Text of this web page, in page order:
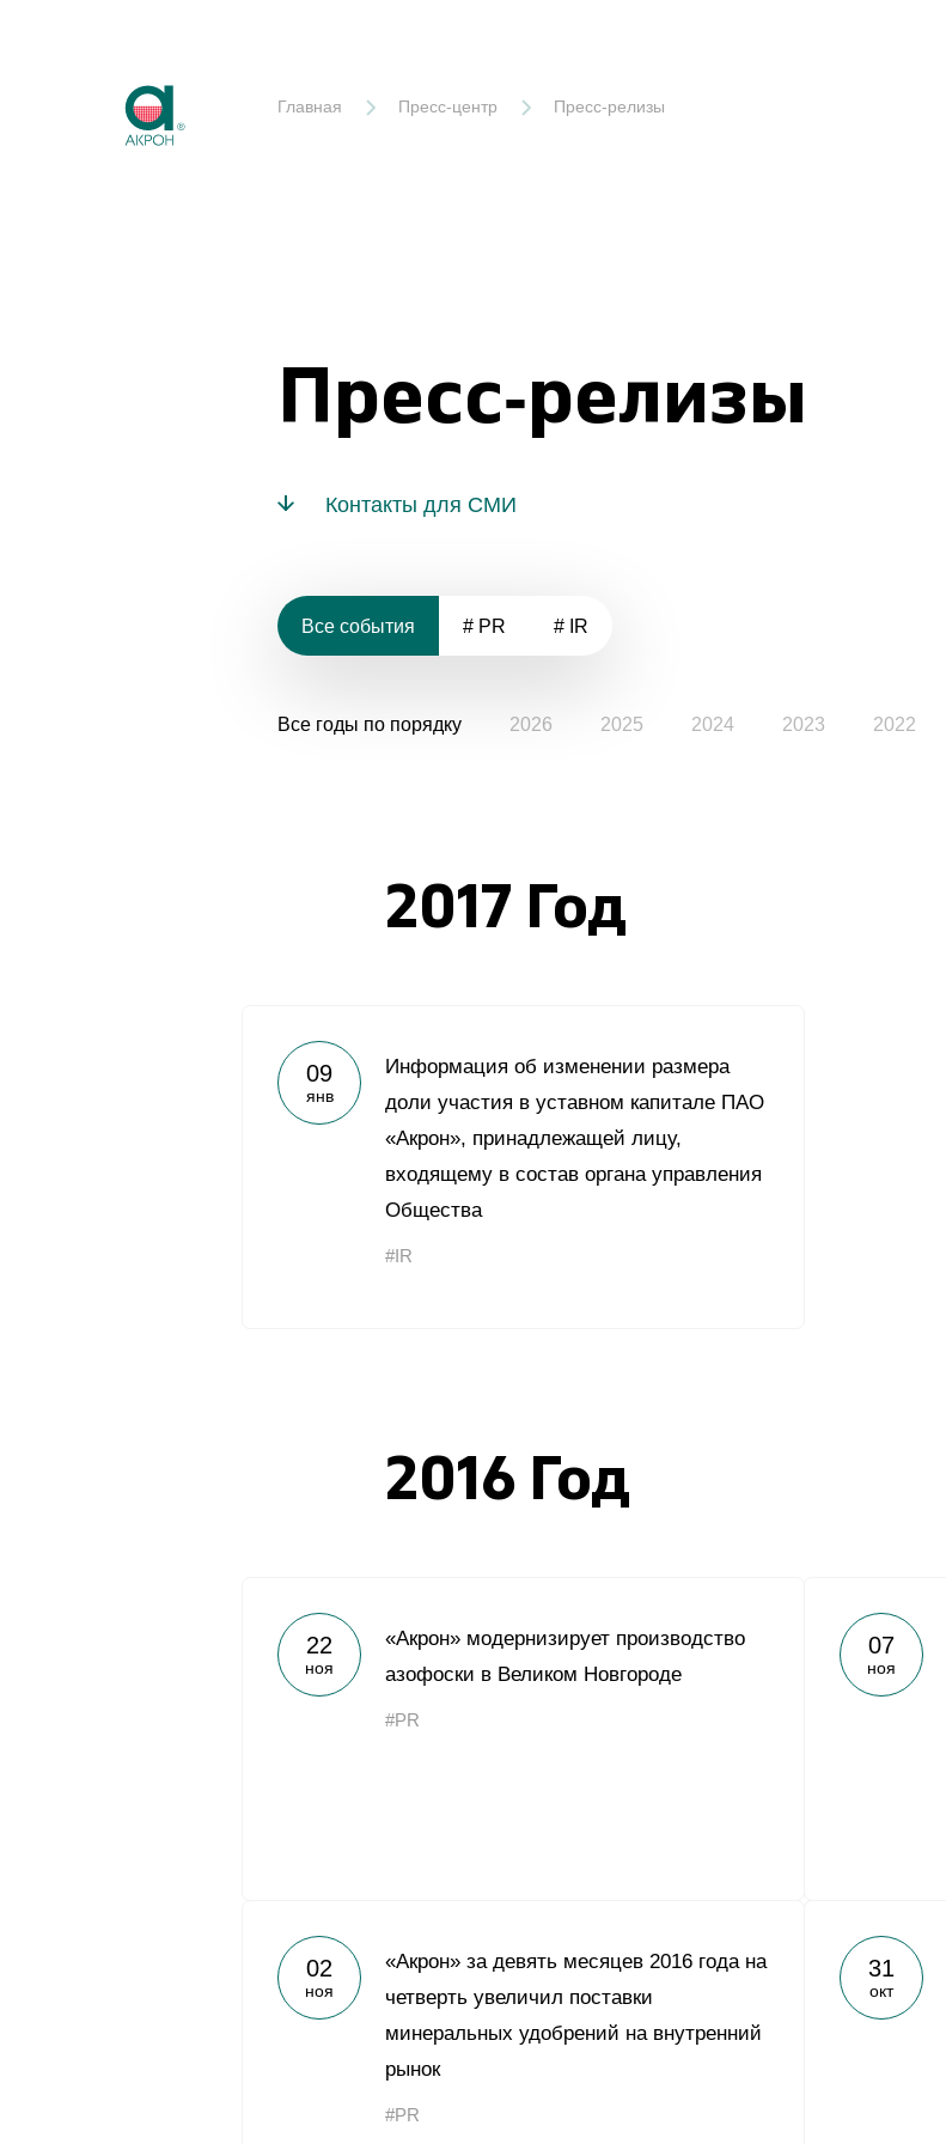
Главная Пресс-центр Пресс-релизы
Пресс-релизы
Контакты для СМИ
Все события # PR # IR
Все годы по порядку 2026 2025 2024 2023 2022
2017 Год
09
янв
Информация об изменении размера
доли участия в уставном капитале ПАО
«Акрон», принадлежащей лицу,
входящему в состав органа управления
Общества
#IR
2016 Год
22
ноя
«Акрон» модернизирует производство
азофоски в Великом Новгороде
#PR
07
ноя
02
ноя
«Акрон» за девять месяцев 2016 года на
четверть увеличил поставки
минеральных удобрений на внутренний
рынок
#PR
31
окт